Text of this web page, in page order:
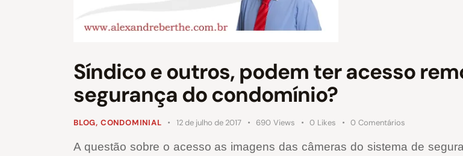
Síndico e outros, podem ter acesso
segurança do condomínio?
BLOG, CONDOMINIAL 12 de julho de 2017 690 Views 0 Likes 0 Comentários
A questão sobre o acesso as imagens das câmeras do sistema de